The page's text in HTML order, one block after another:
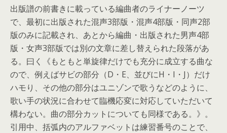
出版譜の前書きに載っている編曲者のライナーノーツ
で、最初に出版された混声3部版・混声4部版・同声2部
版のみに記載され、あとから編曲・出版された男声4部
版・女声3部版では別の文章に差し替えられた段落があ
る。曰く《もともと単旋律だけでも充分に成立する曲な
ので、例えばサビの部分（D・E、並びにH・I・J）だけ
ハモり、その他の部分はユニゾンで歌うなどのように、
歌い手の状況に合わせて臨機応変に対応していただいて
構わない。曲の部分カットについても同様である。》。
引用中、括弧内のアルファベットは練習番号のことで、